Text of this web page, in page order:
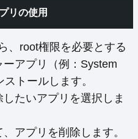
リの使用
、root権限を必要とする
アプリ（例：System
トールします。
たいアプリを選択しま
アプリを削除します。